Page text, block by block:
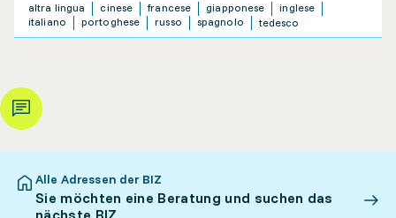
altra lingua cinese francese giapponese
inglese
italiano
portoghese russo spagnolo tedesco
Alle Adressen der BIZ
Sie möchten eine Beratung und suchen das
nächste BIZ